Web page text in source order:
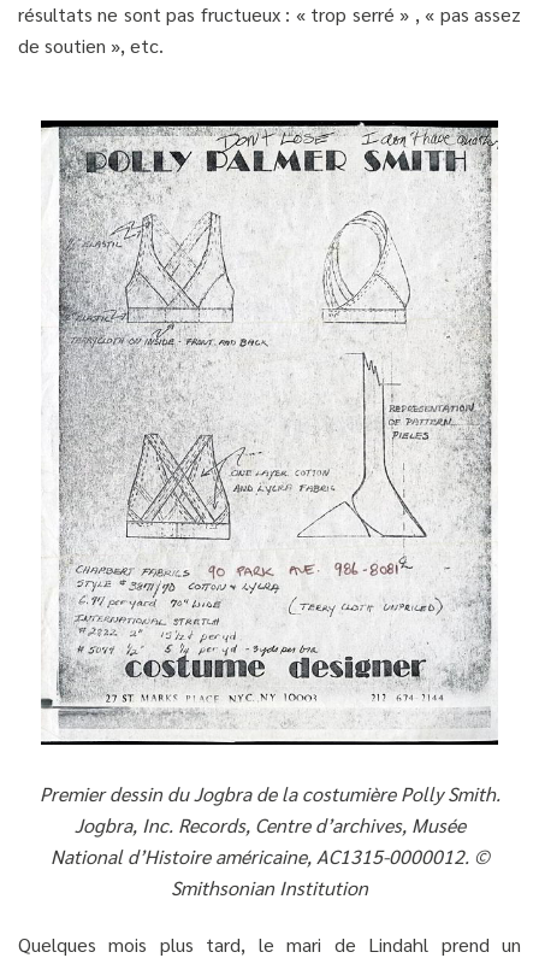
résultats ne sont pas fructueux : « trop serré » , « pas assez
de soutien », etc.
Premier dessin du Jogbra de la costumière Polly Smith.
Jogbra, Inc. Records, Centre d’archives, Musée
National d’Histoire américaine, AC1315-0000012. ©
Smithsonian Institution
Quelques mois plus tard, le mari de Lindahl prend un